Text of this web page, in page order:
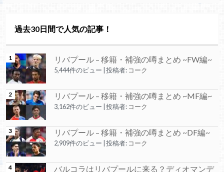
過去30日間で人気の記事！
リバプール – 移籍・補強の噂まとめ ~FW編~
5,444件のビュー 投稿者: コーク
リバプール – 移籍・補強の噂まとめ ~MF編~
3,162件のビュー 投稿者: コーク
リバプール – 移籍・補強の噂まとめ ~DF編~
2,909件のビュー 投稿者: コーク
バルコラはリバプールに来る？ディオマンデ